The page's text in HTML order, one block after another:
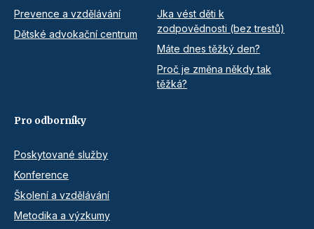
Prevence a vzdělávání
Dětské advokační centrum
Jka vést děti k
zodpovědnosti (bez trestů)
Máte dnes těžký den?
Proč je změna někdy tak
těžká?
Pro odborníky
Poskytované služby
Konference
Školení a vzdělávání
Metodika a výzkumy